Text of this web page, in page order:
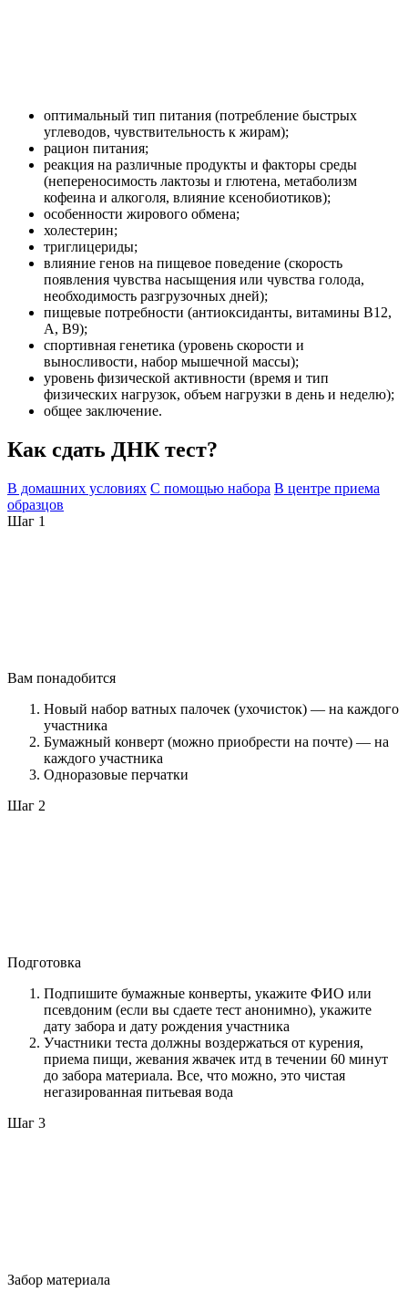
оптимальный тип питания (потребление быстрых
углеводов, чувствительность к жирам);
рацион питания;
реакция на различные продукты и факторы среды
(непереносимость лактозы и глютена, метаболизм
кофеина и алкоголя, влияние ксенобиотиков);
особенности жирового обмена;
холестерин;
триглицериды;
влияние генов на пищевое поведение (скорость
появления чувства насыщения или чувства голода,
необходимость разгрузочных дней);
пищевые потребности (антиоксиданты, витамины B12,
A, B9);
спортивная генетика (уровень скорости и
выносливости, набор мышечной массы);
уровень физической активности (время и тип
физических нагрузок, объем нагрузки в день и неделю);
общее заключение.
Как сдать ДНК тест?
В домашних условиях С помощью набора В центре приема
образцов
Шаг 1
Вам понадобится
Новый набор ватных палочек (ухочисток) — на каждого
участника
Бумажный конверт (можно приобрести на почте) — на
каждого участника
Одноразовые перчатки
Шаг 2
Подготовка
Подпишите бумажные конверты, укажите ФИО или
псевдоним (если вы сдаете тест анонимно), укажите
дату забора и дату рождения участника
Участники теста должны воздержаться от курения,
приема пищи, жевания жвачек итд в течении 60 минут
до забора материала. Все, что можно, это чистая
негазированная питьевая вода
Шаг 3
Забор материала